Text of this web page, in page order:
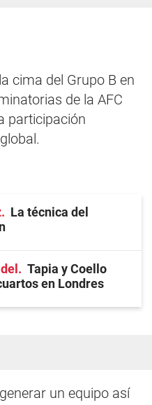
cima del Grupo B en
de la AFC
participación
La técnica del
Tapia y Coello
en Londres
un equipo así